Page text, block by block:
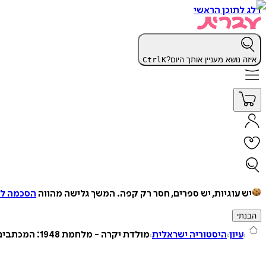
דלג לתוכן הראשי
איזה נושא מעניין אותך היום? CtrlK
יש עוגיות, יש ספרים, חסר רק קפה. המשך גלישה מהווה הסכמה
הבנתי
עיון היסטוריה ישראלית מולדת יקרה - מלחמת 1948: המכתבים הגנוזים